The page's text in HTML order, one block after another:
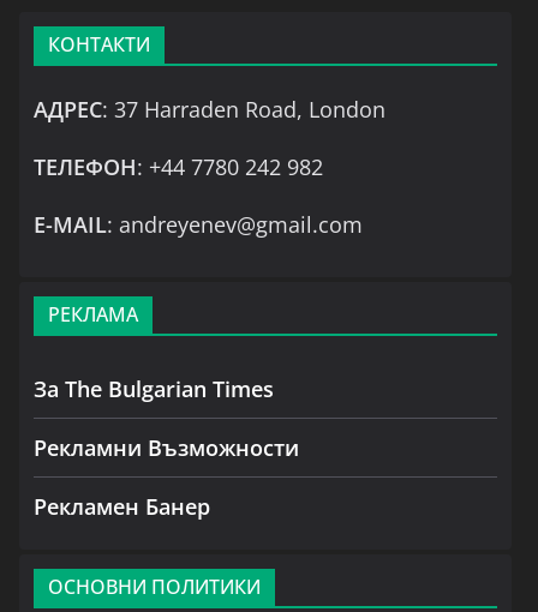
КОНТАКТИ
АДРЕС: 37 Harraden Road, London
ТЕЛЕФОН: +44 7780 242 982
Е-MAIL: andreyenev@gmail.com
РЕКЛАМА
За The Bulgarian Times
Рекламни Възможности
Рекламен Банер
ОСНОВНИ ПОЛИТИКИ